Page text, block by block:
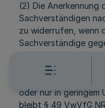
(2) Die Anerkennung
Sachverständigen
zu widerrufen, wenn
Sachverständige
wiederholt oder grob
kann widerrufen
oder nur in geringem
bleibt § 49 VwVfG